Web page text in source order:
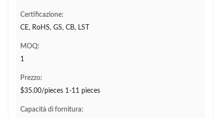
Certificazione:
CE, RoHS, GS, CB, LST
MOQ:
1
Prezzo:
$35.00/pieces 1-11 pieces
Capacità di fornitura: